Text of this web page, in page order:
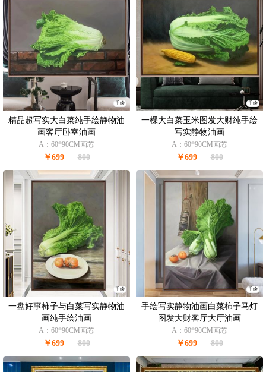
手绘
精品超写实大白菜纯手绘静物油
画客厅卧室油画
A：60*90CM画芯
￥699 800
手绘
一棵大白菜玉米图发大财纯手绘
写实静物油画
A：60*90CM画芯
￥699 800
手绘
一盘好事柿子与白菜写实静物油
画纯手绘油画
A：60*90CM画芯
￥699 800
手绘
手绘写实静物油画白菜柿子马灯
图发大财客厅大厅油画
A：60*90CM画芯
￥699 800